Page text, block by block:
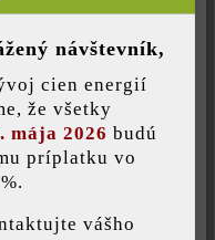
aby vám ponúkla
návštevník,
cien energií
že všetky
mája 2026 budú
príplatku vo
vášho